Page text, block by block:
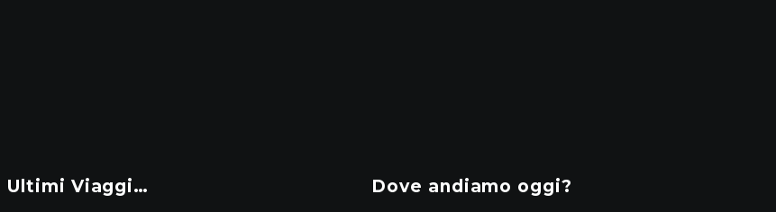
Ultimi Viaggi… Dove andiamo oggi?